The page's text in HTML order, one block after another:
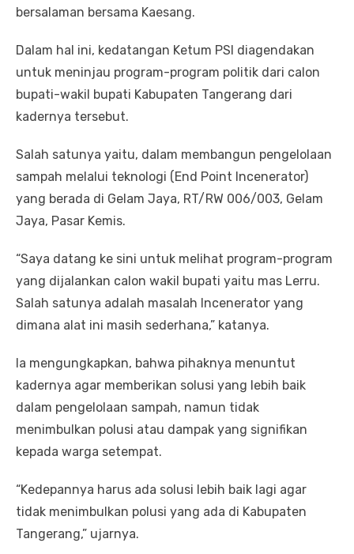
bersalaman bersama Kaesang.
Dalam hal ini, kedatangan Ketum PSI diagendakan
untuk meninjau program-program politik dari calon
bupati-wakil bupati Kabupaten Tangerang dari
kadernya tersebut.
Salah satunya yaitu, dalam membangun pengelolaan
sampah melalui teknologi (End Point Incenerator)
yang berada di Gelam Jaya, RT/RW 006/003, Gelam
Jaya, Pasar Kemis.
“Saya datang ke sini untuk melihat program-program
yang dijalankan calon wakil bupati yaitu mas Lerru.
Salah satunya adalah masalah Incenerator yang
dimana alat ini masih sederhana,” katanya.
Ia mengungkapkan, bahwa pihaknya menuntut
kadernya agar memberikan solusi yang lebih baik
dalam pengelolaan sampah, namun tidak
menimbulkan polusi atau dampak yang signifikan
kepada warga setempat.
“Kedepannya harus ada solusi lebih baik lagi agar
tidak menimbulkan polusi yang ada di Kabupaten
Tangerang,” ujarnya.